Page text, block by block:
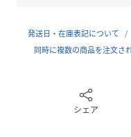
や大きさを変更。より
2.高級感と耐久性のあ
セスしやすいように設計
発送日・在庫表記について
同時に複数の商品を注文さ
シェア